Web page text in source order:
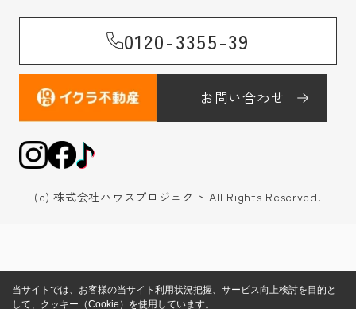
0120-3355-39
お問い合わせ
(c) 株式会社ハウスプロジェクト All Rights Reserved.
当サイトでは、お客様の当サイト利用状況把握、サービス向上検討を目的と
して、クッキー（Cookie）を使用しています。